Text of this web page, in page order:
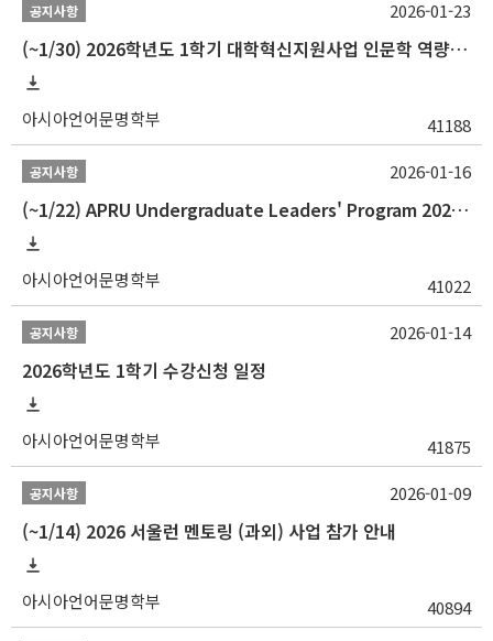
공지사항
(~1/30) 2026학년도 1학기 대학혁신지원사업 인문학 역량강화 학업지원금 지원 선발 안내(학·석·박사)
아시아언어문명학부 41188
2026-01-23
공지사항
(~1/22) APRU Undergraduate Leaders' Program 2026 프로그램 참가자 모집
아시아언어문명학부 41022
2026-01-16
공지사항
2026학년도 1학기 수강신청 일정
아시아언어문명학부 41875
2026-01-14
공지사항
(~1/14) 2026 서울런 멘토링 (과외) 사업 참가 안내
아시아언어문명학부 40894
2026-01-09